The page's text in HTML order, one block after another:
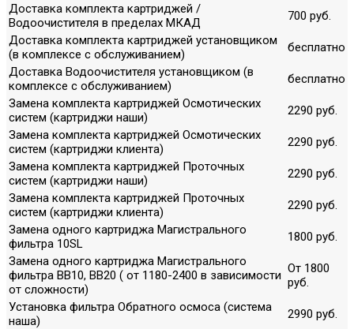
Доставка комплекта картриджей /
Водоочистителя в пределах МКАД
700 руб.
Доставка комплекта картриджей установщиком
(в комплексе с обслуживанием)
бесплатно
Доставка Водоочистителя установщиком (в
комплексе с обслуживанием)
бесплатно
Замена комплекта картриджей Осмотических
систем (картриджи наши)
2290 руб.
Замена комплекта картриджей Осмотических
систем (картриджи клиента)
2290 руб.
Замена комплекта картриджей Проточных
систем (картриджи наши)
2290 руб.
Замена комплекта картриджей Проточных
систем (картриджи клиента)
2290 руб.
Замена одного картриджа Магистрального
фильтра 10SL
1800 руб.
Замена одного картриджа Магистрального
фильтра ВВ10, ВВ20 ( от 1180-2400 в зависимости
от сложности)
От 1800
руб.
Установка фильтра Обратного осмоса (система
наша)
2990 руб.